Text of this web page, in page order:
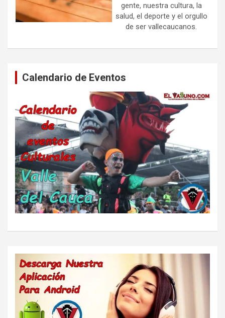
gente, nuestra cultura, la
salud, el deporte y el orgullo
de ser vallecaucanos.
Calendario de Eventos